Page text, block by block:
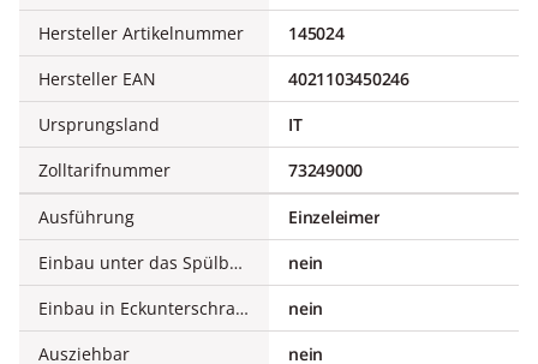
Hersteller Artikelnummer
145024
Hersteller EAN
4021103450246
Ursprungsland
IT
Zolltarifnummer
73249000
Ausführung
Einzeleimer
Einbau unter das Spülbecken
nein
Einbau in Eckunterschrank
nein
Ausziehbar
nein